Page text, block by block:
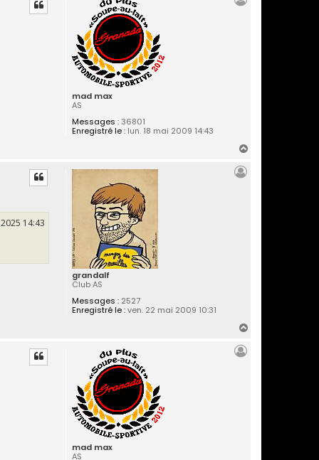
mad max
AS
Messages :36801
Enregistré le :lun. 18 mai 2009 14:43
grandalf
Club AS
Messages :2527
Enregistré le :ven. 22 mai 2009 10:31
14:43
mad max
AS